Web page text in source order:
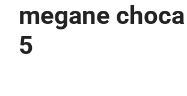
megane
5